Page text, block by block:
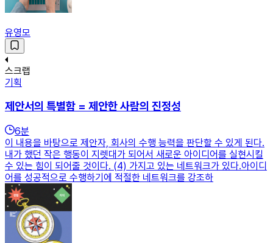
유영모
스크랩
기획
제안서의 특별함 = 제안한 사람의 진정성
6분
이 내용을 바탕으로 제안자, 회사의 수행 능력을 판단할 수 있게 된다.
내가 했던 작은 행동이 지렛대가 되어서 새로운 아이디어를 실현시킬
수 있는 힘이 되어줄 것이다. (4) 가지고 있는 네트워크가 있다.아이디
어를 성공적으로 수행하기에 적절한 네트워크를 강조하